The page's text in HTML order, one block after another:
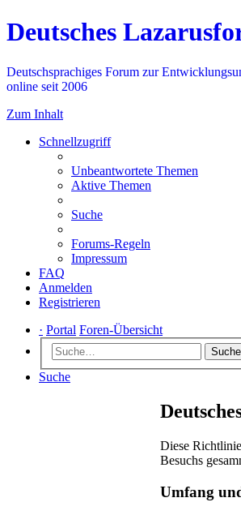
Deutsches
Deutschsprachiges Forum zur
online seit 2006
Zum Inhalt
Schnellzugriff
Unbeantwortete Themen
Aktive Themen
Suche
Forums-Regeln
Impressum
FAQ
Anmelden
Registrieren
· Portal Foren-Übersicht
Suche
Suche
Diese
Besuchs
Umfang